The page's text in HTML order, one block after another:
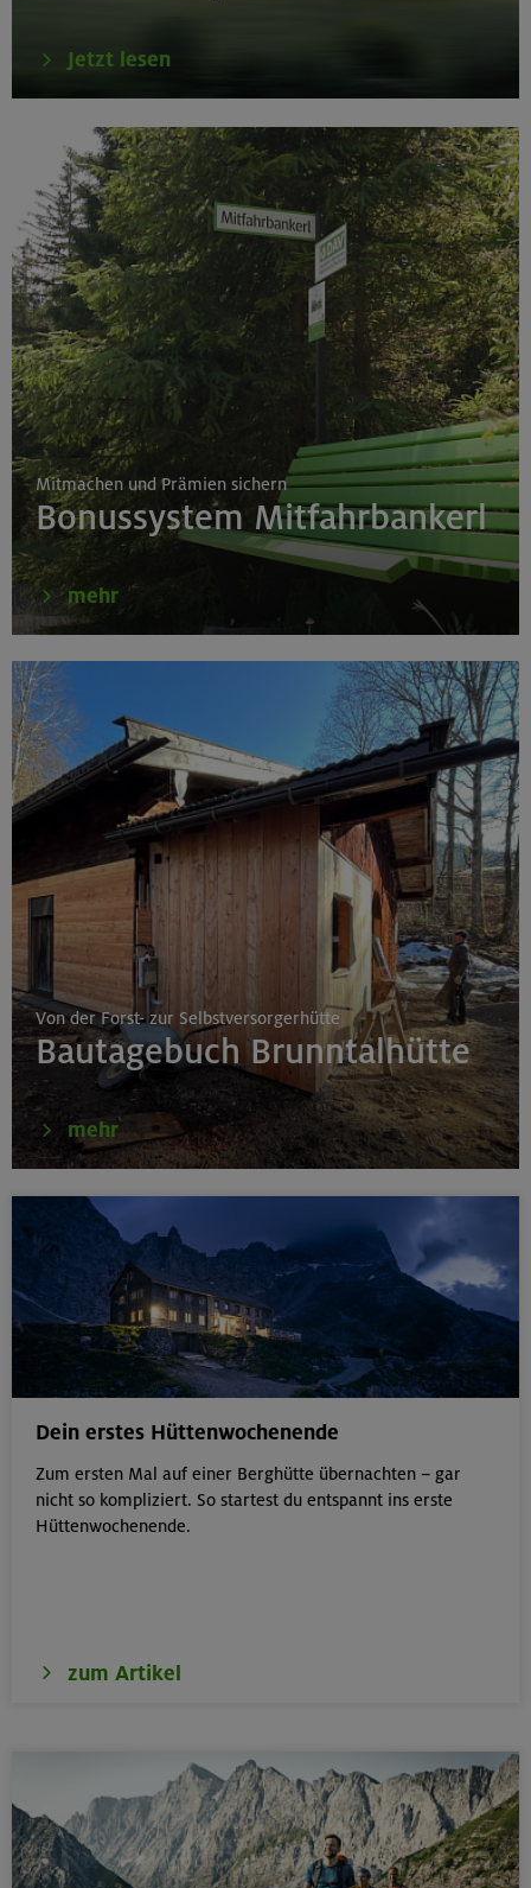
Jetzt lesen
Mitmachen und Prämien sichern
Bonussystem Mitfahrbankerl
mehr
Von der Forst- zur Selbstversorgerhütte
Bautagebuch Brunntalhütte
mehr
Dein erstes Hüttenwochenende
Zum ersten Mal auf einer Berghütte übernachten – gar
nicht so kompliziert. So startest du entspannt ins erste
Hüttenwochenende.
zum Artikel